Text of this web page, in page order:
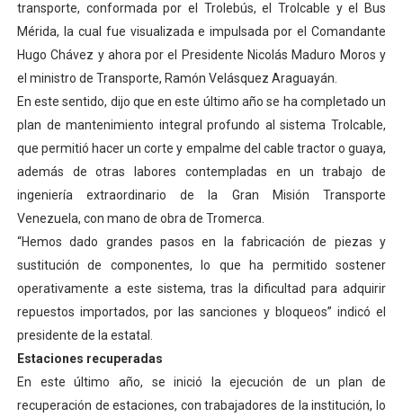
Expertos inspeccionan espacios del OAN para la
transporte, conformada por el Trolebús, el Trolcable y el Bus
Mérida, la cual fue visualizada e impulsada por el Comandante
Hugo Chávez y ahora por el Presidente Nicolás Maduro Moros y
el ministro de Transporte, Ramón Velásquez Araguayán.
En este sentido, dijo que en este último año se ha completado un
plan de mantenimiento integral profundo al sistema Trolcable,
que permitió hacer un corte y empalme del cable tractor o guaya,
además de otras labores contempladas en un trabajo de
ingeniería extraordinario de la Gran Misión Transporte
Venezuela, con mano de obra de Tromerca.
“Hemos dado grandes pasos en la fabricación de piezas y
sustitución de componentes, lo que ha permitido sostener
operativamente a este sistema, tras la dificultad para adquirir
repuestos importados, por las sanciones y bloqueos” indicó el
presidente de la estatal.
Estaciones recuperadas
En este último año, se inició la ejecución de un plan de
recuperación de estaciones, con trabajadores de la institución, lo